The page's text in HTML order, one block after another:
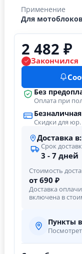
Применение
Для
2 482 ₽
Закончился
Без
Оплата при
Скидки для
Доставка в:
Срок
3 - 7 дней
Стоимость
от 690 ₽
Доставка
включена в
Пункты